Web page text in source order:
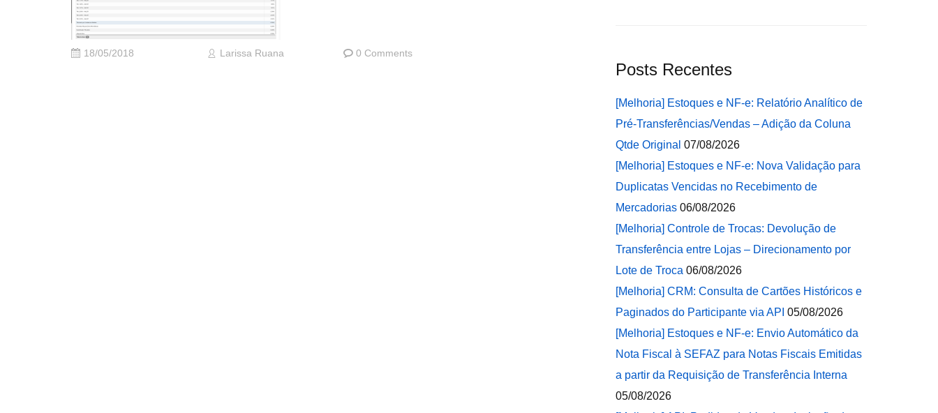
18/05/2018 Larissa Ruana 0 Comments
Posts Recentes
[Melhoria] Estoques e NF-e: Relatório Analítico de
Pré-Transferências/Vendas – Adição da Coluna
Qtde Original 07/08/2026
[Melhoria] Estoques e NF-e: Nova Validação para
Duplicatas Vencidas no Recebimento de
Mercadorias 06/08/2026
[Melhoria] Controle de Trocas: Devolução de
Transferência entre Lojas – Direcionamento por
Lote de Troca 06/08/2026
[Melhoria] CRM: Consulta de Cartões Históricos e
Paginados do Participante via API 05/08/2026
[Melhoria] Estoques e NF-e: Envio Automático da
Nota Fiscal à SEFAZ para Notas Fiscais Emitidas
a partir da Requisição de Transferência Interna
05/08/2026